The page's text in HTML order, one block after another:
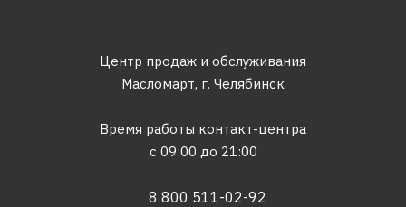
Центр продаж и обслуживания
Масломарт, г. Челябинск
Время работы контакт-центра
с 09:00 до 21:00
8 800 511-02-92